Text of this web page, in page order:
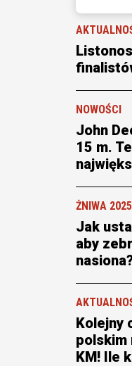
NOWOŚCI
John
15 m.
ŻNIWA 2025
Jak
aby
Kolejny
polskim
KM! Ile